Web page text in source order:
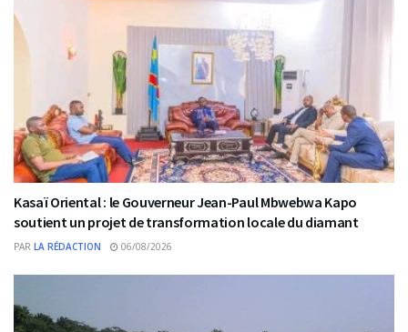
Kasaï Oriental : le Gouverneur Jean-Paul Mbwebwa Kapo
soutient un projet de transformation locale du diamant
PAR LA RÉDACTION 06/08/2026